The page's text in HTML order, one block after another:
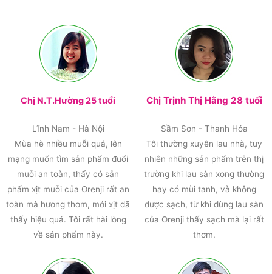
Chị N.T.Hường 25 tuổi
Lĩnh Nam - Hà Nội
Mùa hè nhiều muỗi quá, lên
mạng muốn tìm sản phẩm đuổi
muỗi an toàn, thấy có sản
phẩm xịt muỗi của Orenji rất an
toàn mà hương thơm, mới xịt đã
thấy hiệu quả. Tôi rất hài lòng
về sản phẩm này.
Chị Trịnh Thị Hằng 28 tuổi
Sầm Sơn - Thanh Hóa
Tôi thường xuyên lau nhà, tuy
nhiên những sản phẩm trên thị
trường khi lau sàn xong thường
hay có mùi tanh, và không
được sạch, từ khi dùng lau sàn
của Orenji thấy sạch mà lại rất
thơm.